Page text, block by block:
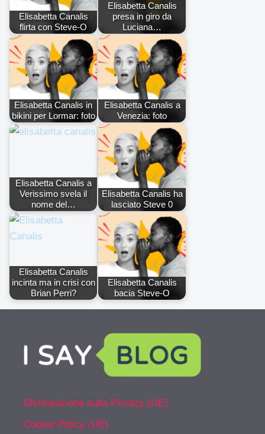
Elisabetta Canalis
flirta con Steve-O
Elisabetta Canalis
presa in giro da
Luciana…
Elisabetta Canalis in
bikini per Lormar: foto
Elisabetta Canalis a
Venezia: foto
Elisabetta Canalis a
Verissimo svela il
nome del…
Elisabetta Canalis ha
lasciato Steve 0
Elisabetta Canalis
incinta ma in crisi con
Brian Perri?
Elisabetta Canalis
bacia Steve-O
Dichiarazione sulla Privacy (UE)
Cookie Policy (UE)